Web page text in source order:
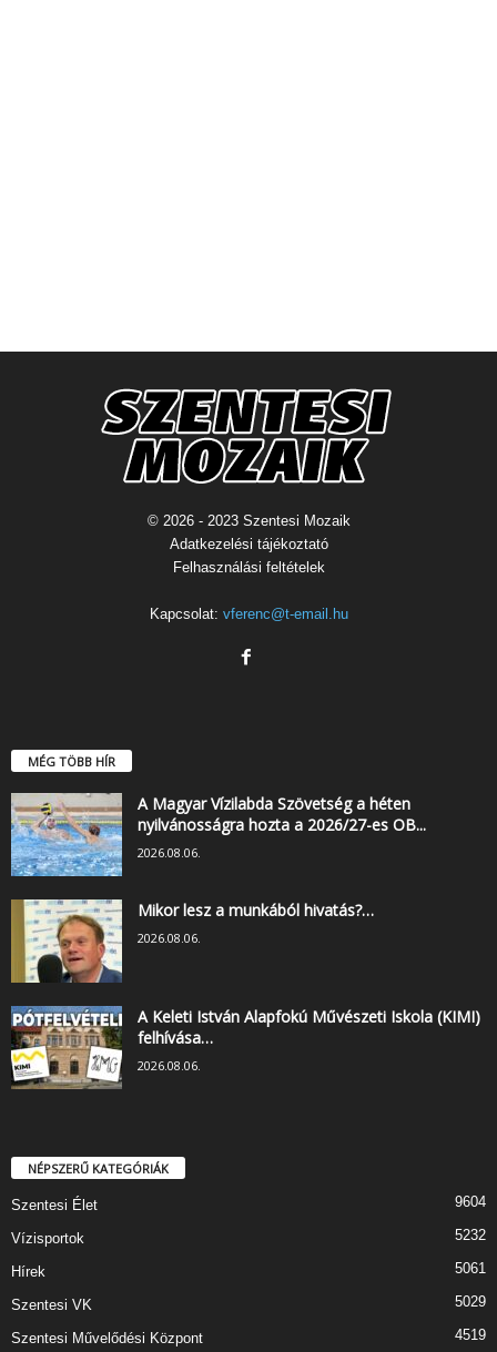
© 2026 - 2023 Szentesi Mozaik
Adatkezelési tájékoztató
Felhasználási feltételek
Kapcsolat: vferenc@t-email.hu
MÉG TÖBB HÍR
A Magyar Vízilabda Szövetség a héten
nyilvánosságra hozta a 2026/27-es OB...
2026.08.06.
Mikor lesz a munkából hivatás?…
2026.08.06.
A Keleti István Alapfokú Művészeti Iskola (KIMI)
felhívása…
2026.08.06.
NÉPSZERŰ KATEGÓRIÁK
Szentesi Élet 9604
Vízisportok 5232
Hírek 5061
Szentesi VK 5029
Szentesi Művelődési Központ 4519